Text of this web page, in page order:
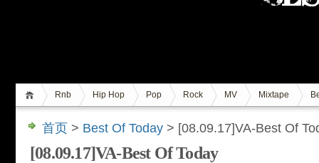
Rnb Hip Hop Pop Rock MV Mixtape
首页 > Best Of Today > [08.09.17]VA-Best Of
[08.09.17]VA-Best Of Today